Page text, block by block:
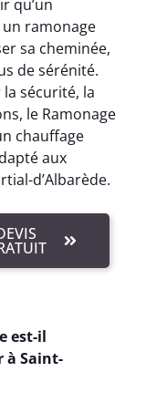
qu’un
ramonage
sa cheminée,
de sérénité.
sécurité, la
le Ramonage
chauffage
aux
d’Albarède.
est-il
à Saint-